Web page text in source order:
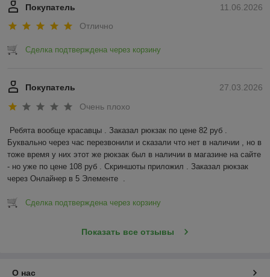
11.06.2026
Покупатель
Отлично
Сделка подтверждена через корзину
27.03.2026
Покупатель
Очень плохо
Ребята вообще красавцы . Заказал рюкзак по цене 82 руб .
Буквально через час перезвонили и сказали что нет в наличии , но в
тоже время у них этот же рюкзак был в наличии в магазине на сайте
- но уже по цене 108 руб . Скриншоты приложил . Заказал рюкзак
через Онлайнер в 5 Элементе  .
Сделка подтверждена через корзину
Показать все отзывы
О нас